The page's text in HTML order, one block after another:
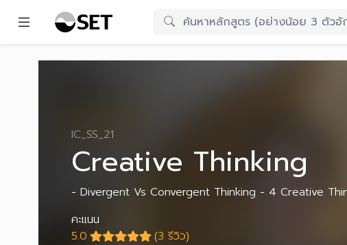
IC_SS_21
Creative Thinking
- Divergent Vs Convergent Thinking - 4 Creative
คะแนน
5.0
(3 รีวิว)